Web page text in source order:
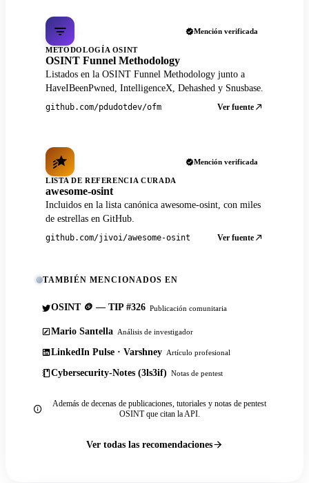
Mención verificada
METODOLOGÍA OSINT
OSINT Funnel Methodology
Listados en la OSINT Funnel Methodology junto a
HaveIBeenPwned, IntelligenceX, Dehashed y Snusbase.
github.com/pdudotdev/ofm Ver fuente
Mención verificada
LISTA DE REFERENCIA CURADA
awesome-osint
Incluidos en la lista canónica awesome-osint, con miles
de estrellas en GitHub.
github.com/jivoi/awesome-osint Ver fuente
TAMBIÉN MENCIONADOS EN
OSINT 🪙 — TIP #326 Publicación comunitaria
Mario Santella Análisis de investigador
LinkedIn Pulse · Varshney Artículo profesional
Cybersecurity-Notes (3ls3if) Notas de pentest
Además de decenas de publicaciones, tutoriales y notas de pentest
OSINT que citan la API.
Ver todas las recomendaciones